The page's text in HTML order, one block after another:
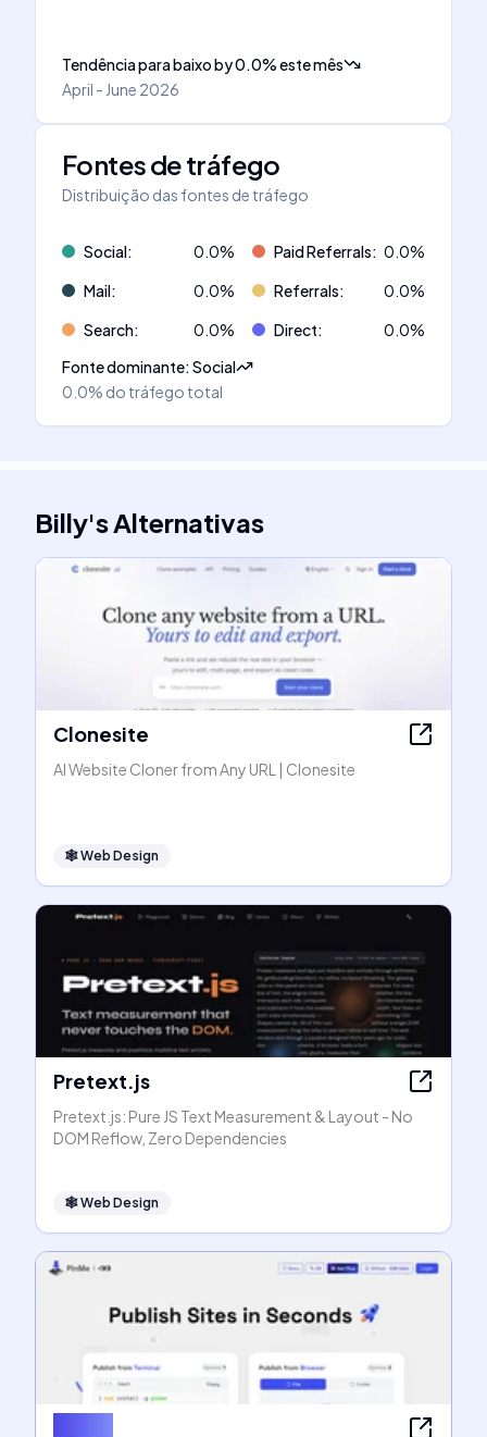
Tendência para baixoby0.0%este mês
April - June 2026
Fontes de tráfego
Distribuição das fontes de tráfego
Social: 0.0% Paid Referrals: 0.0%
Mail: 0.0% Referrals: 0.0%
Search: 0.0% Direct: 0.0%
Fonte dominante:Social
0.0% do tráfego total
Billy'sAlternativas
Clonesite
AI Website Cloner from Any URL | Clonesite
🕸Web Design
Pretext.js
Pretext.js: Pure JS Text Measurement & Layout - No
DOM Reflow, Zero Dependencies
🕸Web Design